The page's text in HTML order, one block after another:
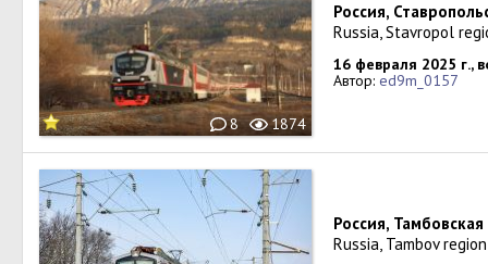
8 1874
Россия,
Russia, Stavropol
16 февраля 2025 г.,
Автор: ed9m_0157
Россия,
Russia, Tambov